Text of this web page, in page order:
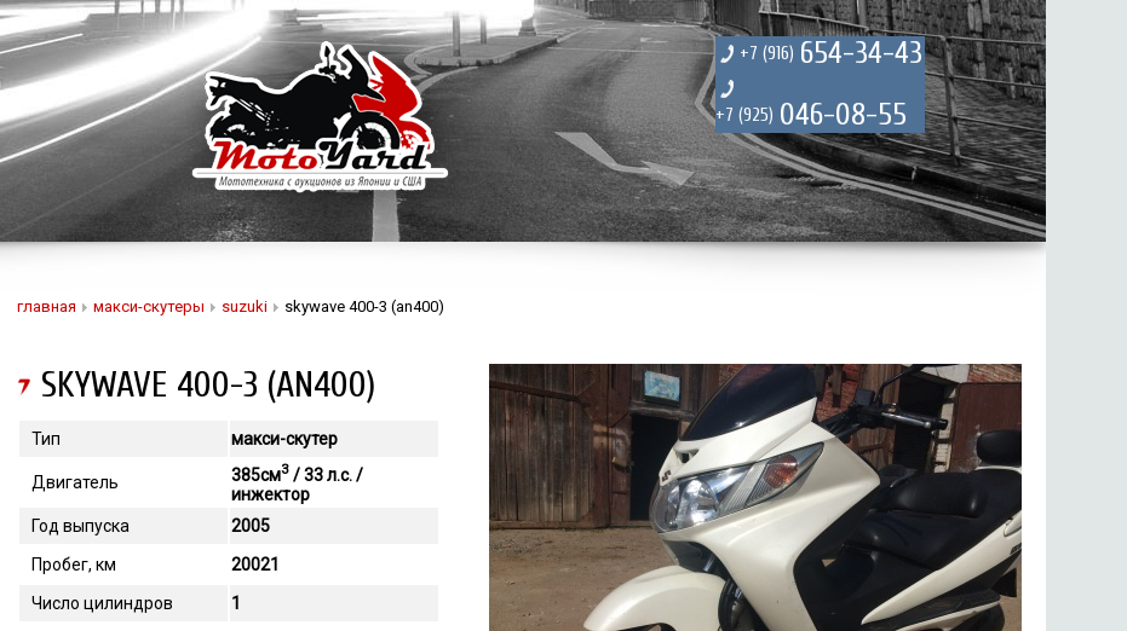
+7 (916) 654-34-43
+7 (925) 046-08-55
главная макси-скутеры suzuki skywave 400-3 (an400)
SKYWAVE 400-3 (AN400)
Тип макси-скутер
Двигатель 385см3 / 33 л.с. /
инжектор
Год выпуска
2005
Пробег, км
20021
Число цилиндров
1